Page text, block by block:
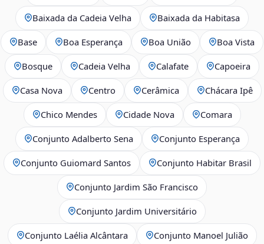
Baixada da Cadeia Velha Baixada da Habitasa
Base Boa Esperança Boa União Boa Vista
Bosque Cadeia Velha Calafate Capoeira
Casa Nova Centro Cerâmica Chácara Ipê
Chico Mendes Cidade Nova Comara
Conjunto Adalberto Sena Conjunto Esperança
Conjunto Guiomard Santos Conjunto Habitar Brasil
Conjunto Jardim São Francisco
Conjunto Jardim Universitário
Conjunto Laélia Alcântara Conjunto Manoel Julião